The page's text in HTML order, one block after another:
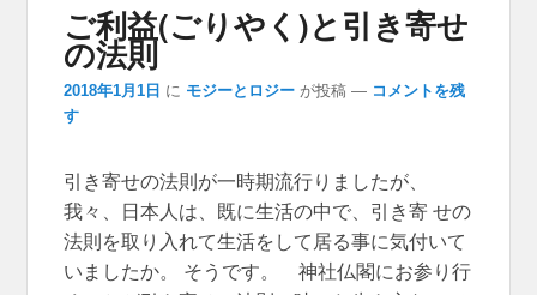
ご利益(ごりやく)と引き寄せ
の法則
2018年1月1日 に モジーとロジー が投稿 — コメントを残
す
引き寄せの法則が一時期流行りましたが、
我々、日本人は、既に生活の中で、引き寄 せの
法則を取り入れて生活をして居る事に気付いて
いましたか。 そうです。 神社仏閣にお参り行